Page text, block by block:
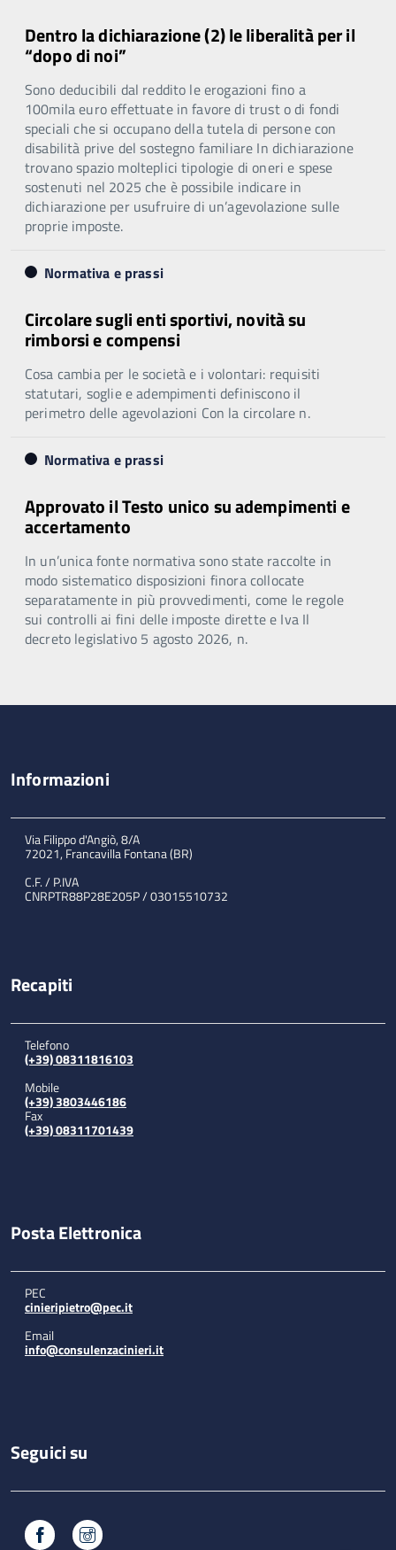
Dentro la dichiarazione (2) le liberalità per il
“dopo di noi”
Sono deducibili dal reddito le erogazioni fino a
100mila euro effettuate in favore di trust o di fondi
speciali che si occupano della tutela di persone con
disabilità prive del sostegno familiare In dichiarazione
trovano spazio molteplici tipologie di oneri e spese
sostenuti nel 2025 che è possibile indicare in
dichiarazione per usufruire di un’agevolazione sulle
proprie imposte.
Normativa e prassi
Circolare sugli enti sportivi, novità su
rimborsi e compensi
Cosa cambia per le società e i volontari: requisiti
statutari, soglie e adempimenti definiscono il
perimetro delle agevolazioni Con la circolare n.
Normativa e prassi
Approvato il Testo unico su adempimenti e
accertamento
In un’unica fonte normativa sono state raccolte in
modo sistematico disposizioni finora collocate
separatamente in più provvedimenti, come le regole
sui controlli ai fini delle imposte dirette e Iva Il
decreto legislativo 5 agosto 2026, n.
Informazioni
Via Filippo d'Angiò, 8/A
72021, Francavilla Fontana (BR)
C.F. / P.IVA
CNRPTR88P28E205P / 03015510732
Recapiti
Telefono
(+39) 08311816103
Mobile
(+39) 3803446186
Fax
(+39) 08311701439
Posta Elettronica
PEC
cinieripietro@pec.it
Email
info@consulenzacinieri.it
Seguici su
Facebook